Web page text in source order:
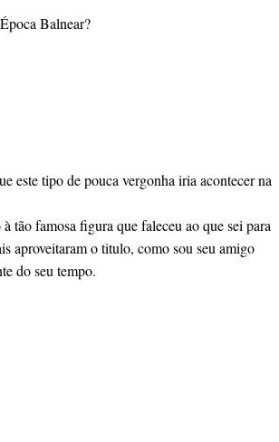
Balnear?
este tipo de pouca vergonha iria acontecer na
tão famosa figura que faleceu ao que sei para
aproveitaram o titulo, como sou seu amigo
do seu tempo.